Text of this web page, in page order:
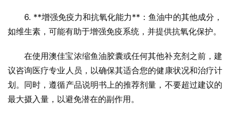
6. **增强免疫力和抗氧化能力**：鱼油中的其他成分，
如维生素，可能有助于增强免疫系统，并提供抗氧化保护。
在使用澳佳宝浓缩鱼油胶囊或任何其他补充剂之前，建
议咨询医疗专业人员，以确保其适合您的健康状况和治疗计
划。同时，遵循产品说明书上的推荐剂量，不要超过建议的
最大摄入量，以避免潜在的副作用。